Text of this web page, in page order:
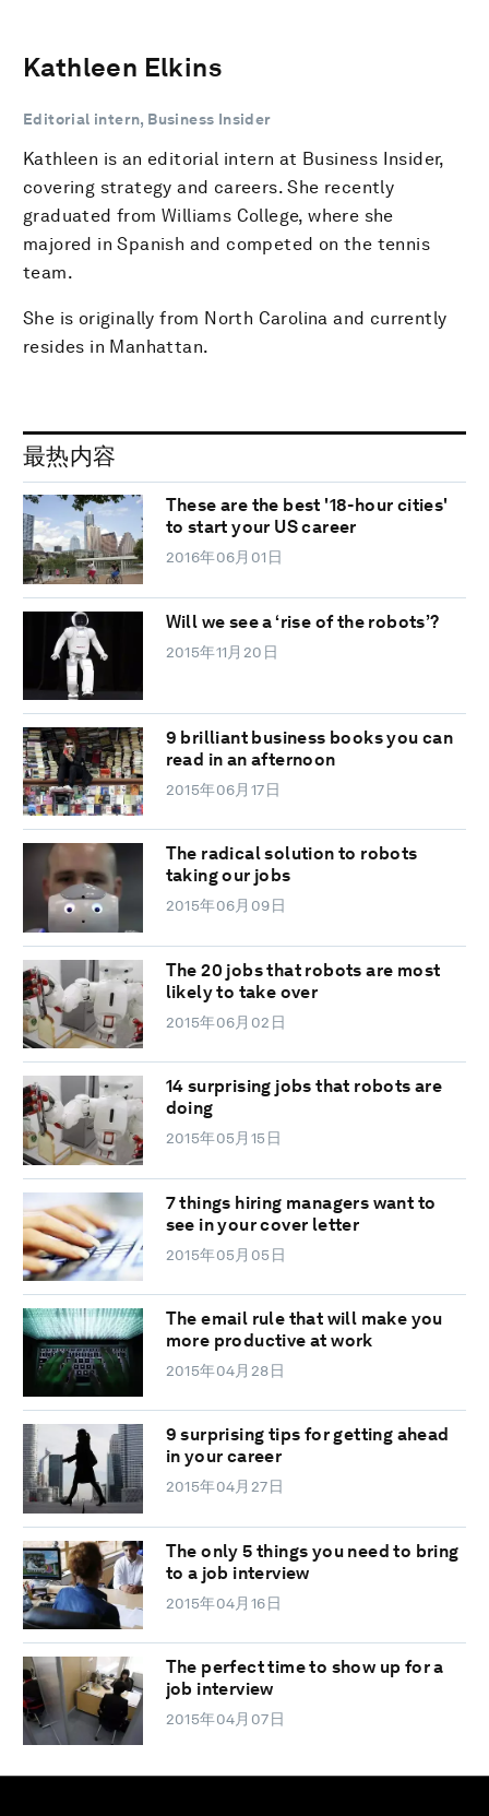
Kathleen Elkins
Editorial intern, Business Insider
Kathleen is an editorial intern at Business Insider,
covering strategy and careers. She recently
graduated from Williams College, where she
majored in Spanish and competed on the tennis
team.
She is originally from North Carolina and currently
resides in Manhattan.
最热内容
These are the best '18-hour cities'
to start your US career
2016年06月01日
Will we see a ‘rise of the robots’?
2015年11月20日
9 brilliant business books you can
read in an afternoon
2015年06月17日
The radical solution to robots
taking our jobs
2015年06月09日
The 20 jobs that robots are most
likely to take over
2015年06月02日
14 surprising jobs that robots are
doing
2015年05月15日
7 things hiring managers want to
see in your cover letter
2015年05月05日
The email rule that will make you
more productive at work
2015年04月28日
9 surprising tips for getting ahead
in your career
2015年04月27日
The only 5 things you need to bring
to a job interview
2015年04月16日
The perfect time to show up for a
job interview
2015年04月07日